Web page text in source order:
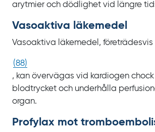
arytmier och dödlighet vid längre
Vasoaktiva läkemedel
Vasoaktiva läkemedel, företrädesvis
(88)
, kan övervägas vid kardiogen
blodtrycket och underhålla
organ.
Profylax mot